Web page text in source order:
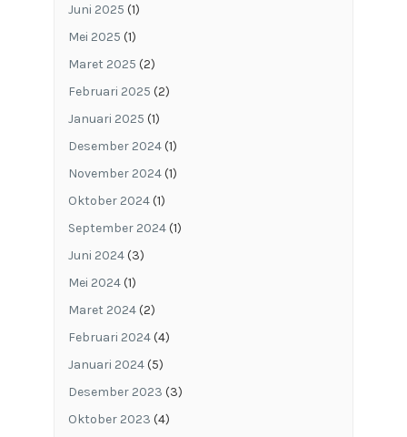
Juni 2025 (1)
Mei 2025 (1)
Maret 2025 (2)
Februari 2025 (2)
Januari 2025 (1)
Desember 2024(1)
November 2024(1)
Oktober 2024(1)
September 2024(1)
Juni 2024(3)
Mei 2024(1)
Maret 2024(2)
Februari 2024(4)
Januari 2024(5)
Desember 2023 (3)
Oktober 2023 (4)